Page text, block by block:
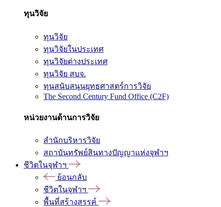
ทุนวิจัย
ทุนวิจัย
ทุนวิจัยในประเทศ
ทุนวิจัยต่างประเทศ
ทุนวิจัย สบจ.
ทุนสนับสนุนยุทธศาสตร์การวิจัย
The Second Century Fund Office (C2F)
หน่วยงานด้านการวิจัย
สำนักบริหารวิจัย
สถาบันทรัพย์สินทางปัญญาแห่งจุฬาฯ
ชีวิตในจุฬาฯ
ย้อนกลับ
ชีวิตในจุฬาฯ
พื้นที่สร้างสรรค์